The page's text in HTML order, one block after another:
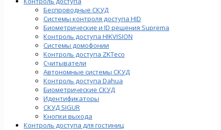
Беспроводные СКУД
Системы контроля доступа HID
Биометрические и ID решения Suprema
Контроль доступа HIKVISION
Системы домофонии
Контроль доступа ZKTeco
Считыватели
Автономные системы СКУД
Контроль доступа Dahua
Биометрические СКУД
Идентификаторы
СКУД SIGUR
Кнопки выхода
Контроль доступа для гостиниц